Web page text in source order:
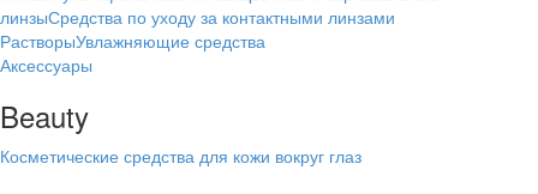
линзыСредства по уходу за контактными линзами
РастворыУвлажняющие средства
Аксессуары
Beauty
Косметические средства для кожи вокруг глаз